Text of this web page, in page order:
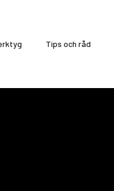
Tips och råd